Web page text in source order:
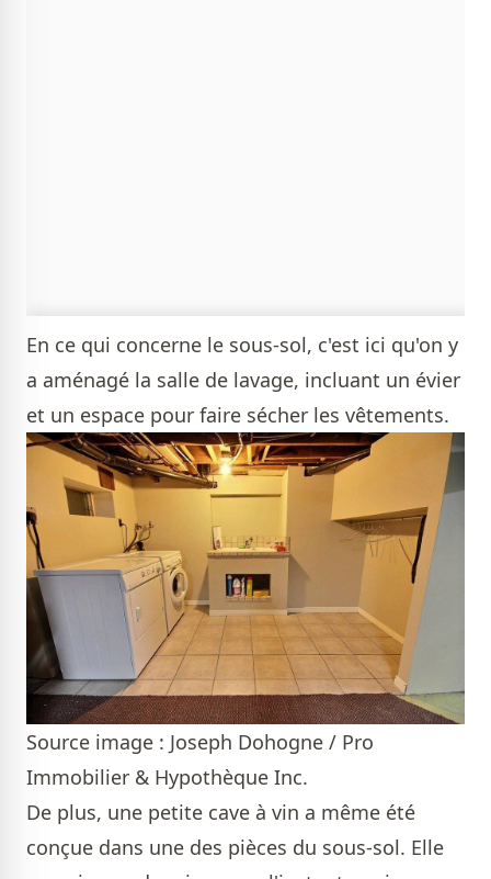
En ce qui concerne le sous-sol, c'est ici qu'on y
a aménagé la salle de lavage, incluant un évier
et un espace pour faire sécher les vêtements.
Source image : Joseph Dohogne / Pro
Immobilier & Hypothèque Inc.
De plus, une petite cave à vin a même été
conçue dans une des pièces du sous-sol. Elle